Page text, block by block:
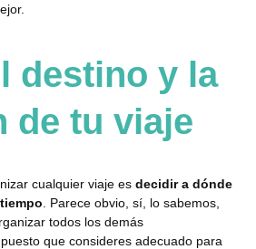
destino y la
de tu viaje
cualquier viaje es decidir a dónde
. Parece obvio, sí, lo sabemos,
todos los demás
que consideres adecuado para